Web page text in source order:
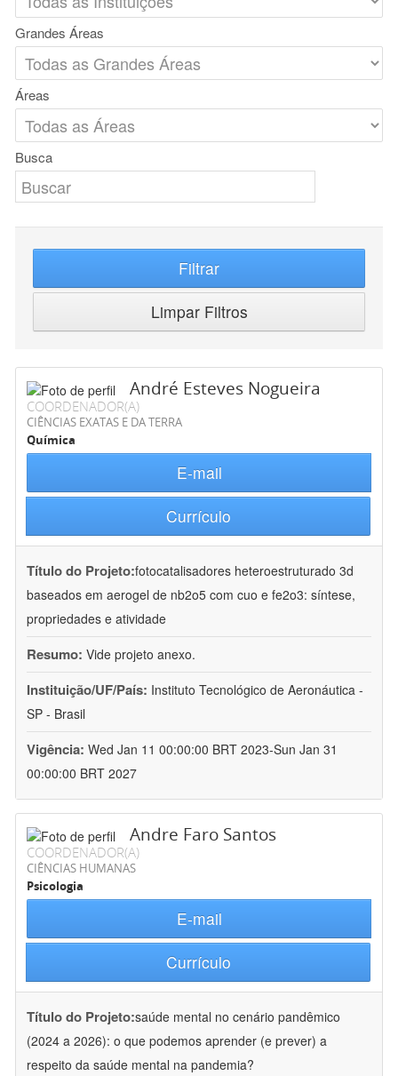
Grandes Áreas
Áreas
Busca
Filtrar
Limpar Filtros
André Esteves Nogueira
COORDENADOR(A)
CIÊNCIAS EXATAS E DA TERRA
Química
E-mail
Currículo
Título do Projeto:fotocatalisadores heteroestruturado 3d
baseados em aerogel de nb2o5 com cuo e fe2o3: síntese,
propriedades e atividade
Resumo: Vide projeto anexo.
Instituição/UF/País: Instituto Tecnológico de Aeronáutica -
SP - Brasil
Vigência: Wed Jan 11 00:00:00 BRT 2023-Sun Jan 31
00:00:00 BRT 2027
Andre Faro Santos
COORDENADOR(A)
CIÊNCIAS HUMANAS
Psicologia
E-mail
Currículo
Título do Projeto:saúde mental no cenário pandêmico
(2024 a 2026): o que podemos aprender (e prever) a
respeito da saúde mental na pandemia?